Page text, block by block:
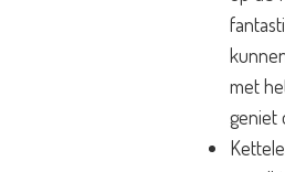
met
geniet